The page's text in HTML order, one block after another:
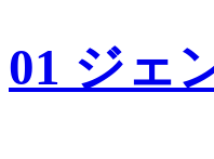
01 ジェ